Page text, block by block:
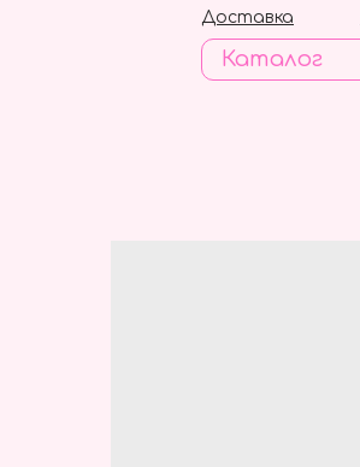
Каталог
Доставка